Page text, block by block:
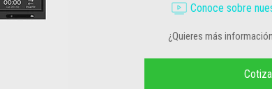
Conoce sobre
¿Quieres más